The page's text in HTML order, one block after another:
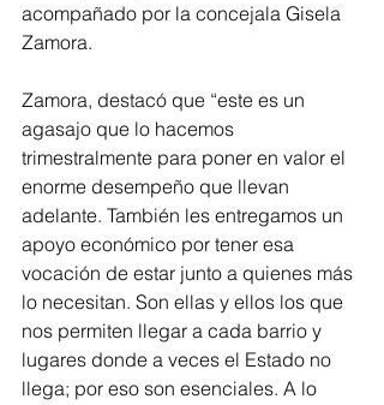
acompañado por la concejala Gisela
Zamora.
Zamora, destacó que “este es un
agasajo que lo hacemos
trimestralmente para poner en valor el
enorme desempeño que llevan
adelante. También les entregamos un
apoyo económico por tener esa
vocación de estar junto a quienes más
lo necesitan. Son ellas y ellos los que
nos permiten llegar a cada barrio y
lugares donde a veces el Estado no
llega; por eso son esenciales. A lo